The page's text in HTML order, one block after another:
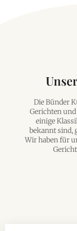
Die Bünder
Gerichten und
einige
bekannt sind,
Wir haben für